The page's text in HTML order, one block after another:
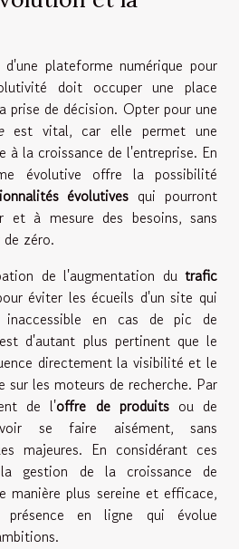
plateforme numérique pour
doit occuper une place
prise de décision. Opter pour une
est vital, car elle permet une
à la croissance de l'entreprise. En
évolutive offre la possibilité
évolutives qui pourront
et à mesure des besoins, sans
zéro.
de l'augmentation du trafic
éviter les écueils d'un site qui
en cas de pic de
d'autant plus pertinent que le
directement la visibilité et le
sur les moteurs de recherche. Par
de l'offre de produitsou de
se faire aisément, sans
majeures. En considérant ces
gestion de la croissance de
manière plus sereine et efficace,
présence en ligne qui évolue